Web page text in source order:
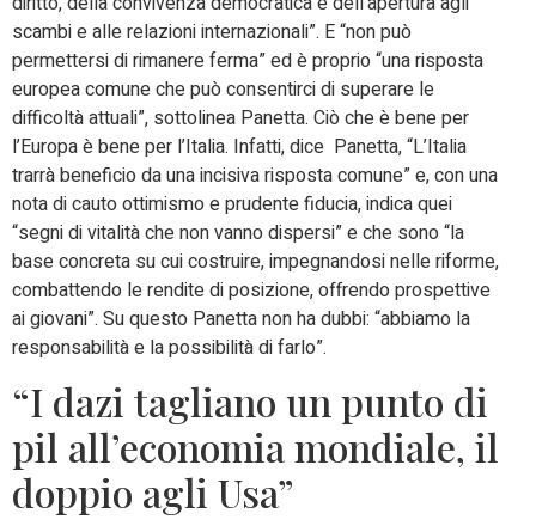
scambi e alle relazioni internazionali”. E “non può
permettersi di rimanere ferma” ed è proprio “una risposta
europea comune che può consentirci di superare le
difficoltà attuali”, sottolinea Panetta. Ciò che è bene per
l’Europa è bene per l’Italia. Infatti, dice Panetta, “L’Italia
trarrà beneficio da una incisiva risposta comune” e, con una
nota di cauto ottimismo e prudente fiducia, indica quei
“segni di vitalità che non vanno dispersi” e che sono “la
base concreta su cui costruire, impegnandosi nelle riforme,
combattendo le rendite di posizione, offrendo prospettive
ai giovani”. Su questo Panetta non ha dubbi: “abbiamo la
responsabilità e la possibilità di farlo”.
“I dazi tagliano un punto di
pil all’economia mondiale, il
doppio agli Usa”